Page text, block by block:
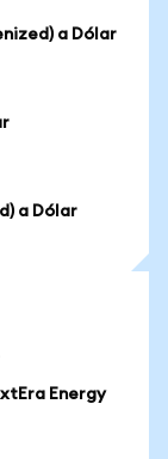
a Dólar
a Dólar
Energy